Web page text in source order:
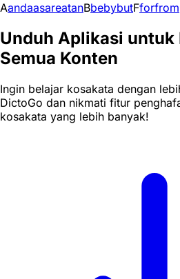
AandaasareatanBbebybutFforfrom
Unduh Aplikasi untuk
Semua Konten
Ingin belajar kosakata dengan
DictoGo dan nikmati fitur
kosakata yang lebih banyak!